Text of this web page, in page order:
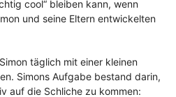
cool“ bleiben kann, wenn
und seine Eltern entwickelten
täglich mit einer kleinen
Simons Aufgabe bestand darin,
auf die Schliche zu kommen: